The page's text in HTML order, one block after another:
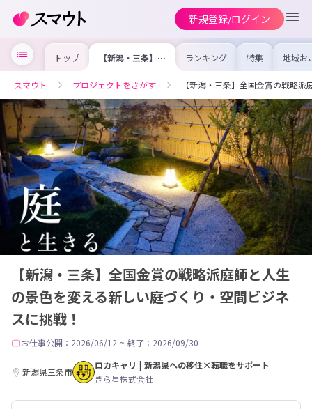
新規登録/ログイン
トップ 【新潟・三条】全
国金賞の戦略派庭
変える新しい庭づ
くり・空間ビジネ
スに挑戦！
ランキング 特集 地域お
の求
を集め
事内容
を比較
合った
けよう
スマウト プロジェクトをさがす 【新潟・三条】全国金賞の戦略
【新潟・三条】全国金賞の戦略派庭師と人生
の景色を変える新しい庭づくり・空間ビジネ
スに挑戦！
お仕事公開：2026/06/12 ~ 終了：2026/09/30
新潟県三条市
ロカキャリ | 新潟県への移住×転職をサポート
きら星株式会社